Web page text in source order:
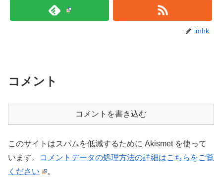
imhk
コメント
コメントを書き込む
このサイトはスパムを低減するために Akismet を使って
います。
コメントデータの処理方法の詳細はこちらをご覧
ください
。